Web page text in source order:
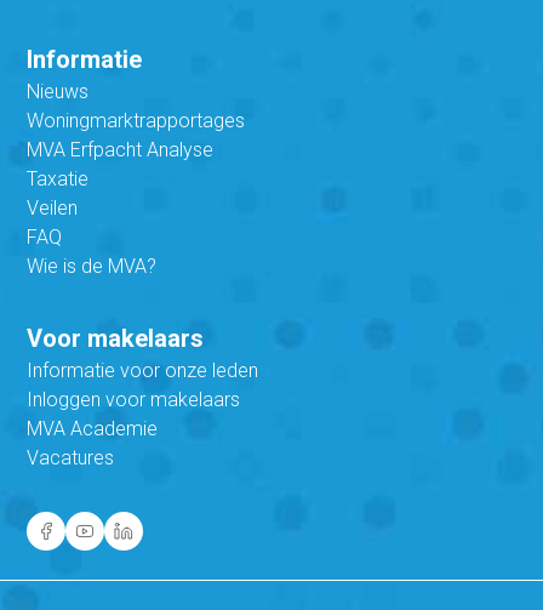
Informatie
Nieuws
Woningmarktrapportages
MVA Erfpacht Analyse
Taxatie
Veilen
FAQ
Wie is de MVA?
Voor makelaars
Informatie voor onze leden
Inloggen voor makelaars
MVA Academie
Vacatures